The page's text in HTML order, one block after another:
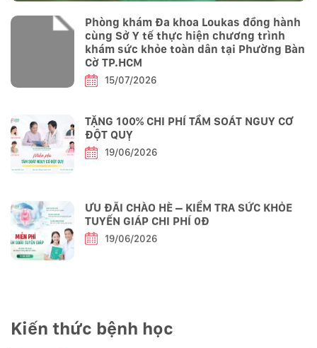
Phòng khám Đa khoa Loukas đồng hành
cùng Sở Y tế thực hiện chương trình
khám sức khỏe toàn dân tại Phường Bàn
Cờ TP.HCM
15/07/2026
TẶNG 100% CHI PHÍ TẦM SOÁT NGUY CƠ
ĐỘT QUỴ
19/06/2026
ƯU ĐÃI CHÀO HÈ – KIỂM TRA SỨC KHỎE
TUYẾN GIÁP CHI PHÍ 0Đ
19/06/2026
Kiến thức bệnh học